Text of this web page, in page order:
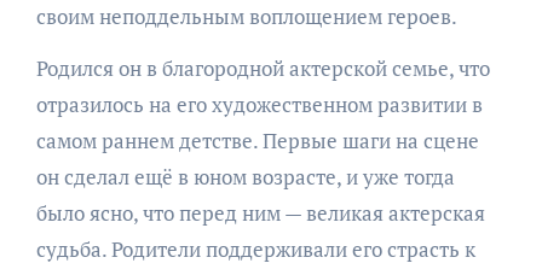
своим неподдельным воплощением героев.
Родился он в благородной актерской семье, что
отразилось на его художественном развитии в
самом раннем детстве. Первые шаги на сцене
он сделал ещё в юном возрасте, и уже тогда
было ясно, что перед ним — великая актерская
судьба. Родители поддерживали его страсть к